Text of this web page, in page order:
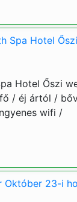
Spa Hotel
Hotel Őszi
/ éj ártól /
wifi /
23-i